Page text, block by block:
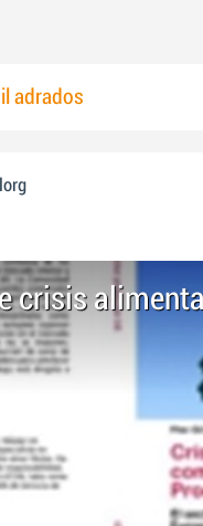
adrados
crisis